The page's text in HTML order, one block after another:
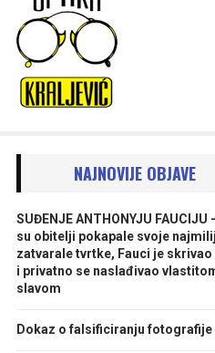
NAJNOVIJE OBJAVE
SUĐENJE ANTHONYJU FAUCIJU
su obitelji pokapale svoje
zatvarale tvrtke, Fauci je
i privatno se naslađivao
slavom
Dokaz o falsificiranju fotografije